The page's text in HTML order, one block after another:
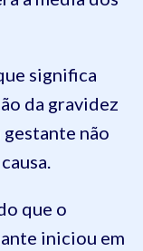
significa
da gravidez
gestante não
que o
iniciou em